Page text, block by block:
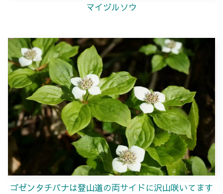
マイヅルソウ
ゴゼンタチバナは登山道の両サイドに沢山咲いてます